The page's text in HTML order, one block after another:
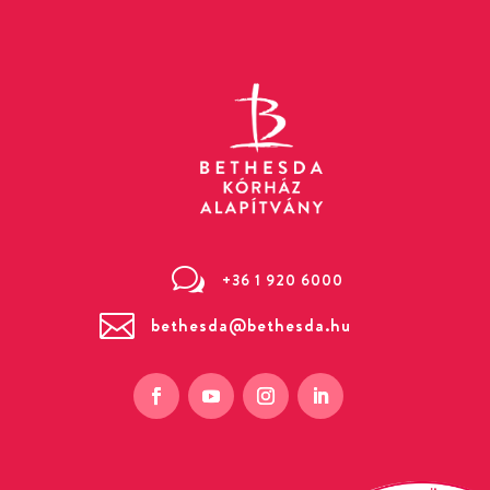
w +36 1 920 6000
 bethesda@bethesda.hu